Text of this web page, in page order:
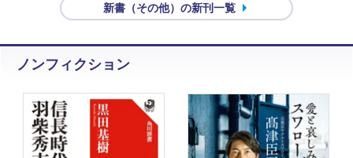
新書（その他）の新刊一覧
ノンフィクション